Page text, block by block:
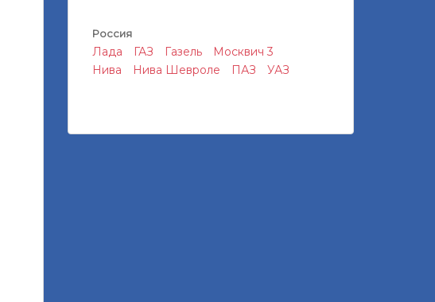
Россия
Лада ГАЗ Газель
Москвич 3
Нива
Нива Шевроле ПАЗ УАЗ